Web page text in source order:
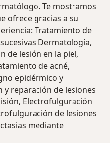
Te mostramos
ofrece gracias a su
Tratamiento de
Dermatología,
de lesión en la piel,
de acné,
epidérmico y
y reparación de lesiones
Electrofulguración
de lesiones
mediante